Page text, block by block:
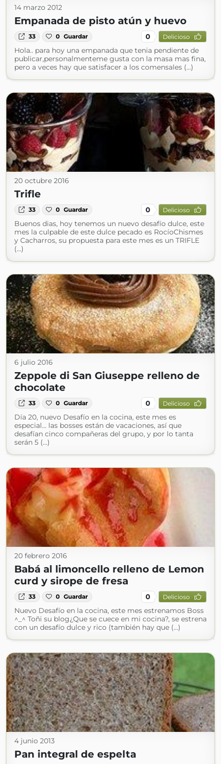
14 marzo 2012
Empanada de pisto atún y huevo
33 0 Guardar 0 Delicioso
Hola.. para hoy una empanada que tenia pendiente de
publicar,personalmenteme gusta con la masa mas fina,
pero a veces hay que satisfacer a los comensales (...)
20 octubre 2016
Trifle
33 0 Guardar 0 Delicioso
Buenos dias, hoy tenemos un nuevo desafío dulce, este
mes la culpable de este dulce pecado es RocíoChismes
y Cacharros, su propuesta para este mes es un TRIFLE
(...)
6 julio 2016
Zeppole di San Giuseppe relleno de
chocolate
33 0 Guardar 0 Delicioso
Día 20, nuevo Desafío en la cocina, este mes es
especial... las bosses están de vacaciones, así que
desafían cinco compañeras del grupo, y por lo tanta
serán 5 (...)
20 febrero 2016
Babá al limoncello relleno de Lemon
curd y sirope de fresa
33 0 Guardar 0 Delicioso
Nuevo Desafío en la cocina, este mes estrenamos Boss
^_^ Toñi su blog¿Que se cuece en mi cocina?, se estrena
con un desafío dulce y rico (también hay que (...)
4 junio 2013
Pan integral de espelta